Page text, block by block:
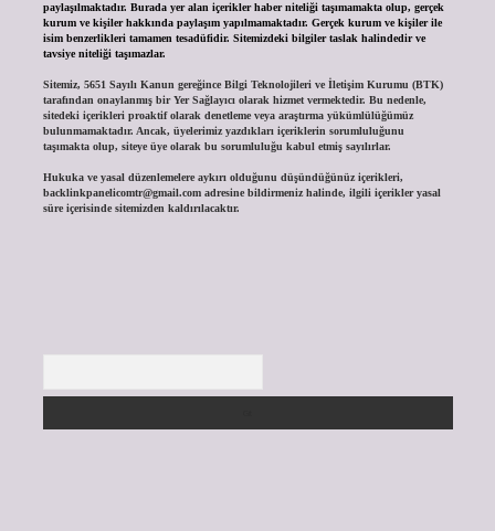
paylaşılmaktadır. Burada yer alan içerikler haber niteliği taşımamakta olup, gerçek
kurum ve kişiler hakkında paylaşım yapılmamaktadır. Gerçek kurum ve kişiler ile
isim benzerlikleri tamamen tesadüfidir. Sitemizdeki bilgiler taslak halindedir ve
tavsiye niteliği taşımazlar.
Sitemiz, 5651 Sayılı Kanun gereğince Bilgi Teknolojileri ve İletişim Kurumu (BTK)
tarafından onaylanmış bir Yer Sağlayıcı olarak hizmet vermektedir. Bu nedenle,
sitedeki içerikleri proaktif olarak denetleme veya araştırma yükümlülüğümüz
bulunmamaktadır. Ancak, üyelerimiz yazdıkları içeriklerin sorumluluğunu
taşımakta olup, siteye üye olarak bu sorumluluğu kabul etmiş sayılırlar.
Hukuka ve yasal düzenlemelere aykırı olduğunu düşündüğünüz içerikleri,
backlinkpanelicomtr@gmail.comadresine bildirmeniz halinde, ilgili içerikler yasal
süre içerisinde sitemizden kaldırılacaktır.